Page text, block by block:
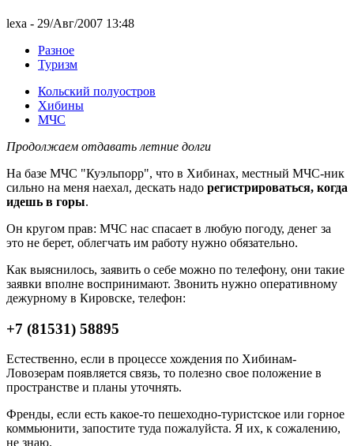
lexa - 29/Авг/2007 13:48
Разное
Туризм
Кольский полуостров
Хибины
МЧС
Продолжаем отдавать летние долги
На базе МЧС "Куэльпорр", что в Хибинах, местный МЧС-ник
сильно на меня наехал, дескать надо регистрироваться, когда
идешь в горы.
Он кругом прав: МЧС нас спасает в любую погоду, денег за
это не берет, облегчать им работу нужно обязательно.
Как выяснилось, заявить о себе можно по телефону, они такие
заявки вполне воспринимают. Звонить нужно оперативному
дежурному в Кировске, телефон:
+7 (81531) 58895
Естественно, если в процессе хождения по Хибинам-
Ловозерам появляется связь, то полезно свое положение в
пространстве и планы уточнять.
Френды, если есть какое-то пешеходно-туристское или горное
коммьюнити, запостите туда пожалуйста. Я их, к сожалению,
не знаю.